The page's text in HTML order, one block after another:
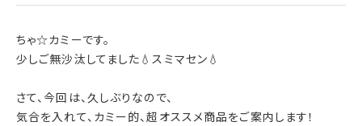
ちゃ☆カミーです。
少しご無沙汰してました💧スミマセン💧
さて、今回は、久しぶりなので、
気合を入れて、カミー的、超オススメ商品をご案内します！